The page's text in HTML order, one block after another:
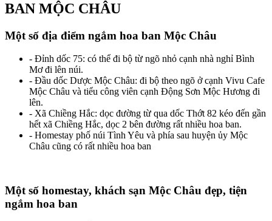
BAN MỘC CHÂU
Một số địa điểm ngắm hoa ban Mộc Châu
- Đỉnh dốc 75: có thể đi bộ từ ngõ nhỏ cạnh nhà nghỉ Bình
Mơ đi lên núi.
- Đầu dốc Dược Mộc Châu: đi bộ theo ngõ ở cạnh Vivu Cafe
Mộc Châu và tiểu công viên cạnh Động Sơn Mộc Hương đi
lên.
- Xã Chiềng Hắc: dọc đường từ qua dốc Thớt 82 kéo đến gần
hết xã Chiềng Hắc, dọc 2 bên đường rất nhiều hoa ban.
- Homestay phố núi Tình Yêu và phía sau huyện ủy Mộc
Châu cũng có rất nhiều hoa ban
Một số homestay, khách sạn Mộc Châu đẹp, tiện
ngắm hoa ban